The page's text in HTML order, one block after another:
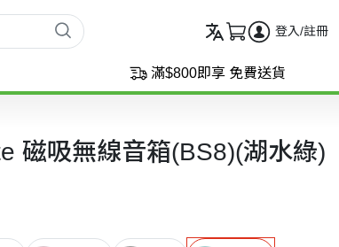
登入/註冊
滿$800即享 免費送貨
磁吸無線音箱(BS8)(湖水綠)